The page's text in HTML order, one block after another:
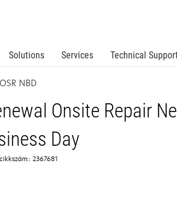
Solutions Services Technical
NBD
Onsite Repair
Day
cikkszám:: 2367681